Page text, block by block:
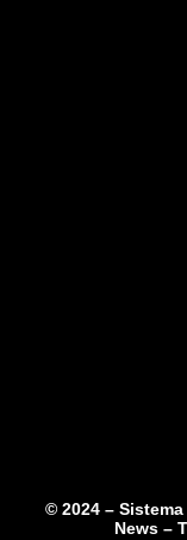
© 2024 –
News –